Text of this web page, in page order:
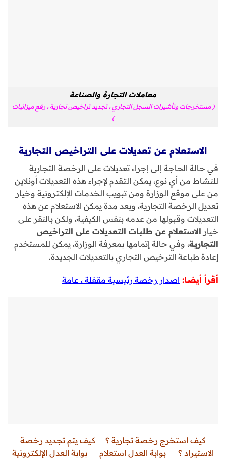
معاملات التجارة والصناعة
( مستخرجات وتأشيرات السجل التجاري ، تجديد تراخيص تجارية ، رفع ميزانيات
)
الاستعلام عن تعديلات على التراخيص التجارية
في حالة الحاجة إلى إجراء تعديلات على الرخصة التجارية
للنشاط من أي نوع، يمكن التقدم لإجراء هذه التعديلات أونلاين
من على موقع الوزارة ومن تبويب الخدمات الإلكترونية وخيار
تعديل الرخصة التجارية، وبعد مدة يمكن الاستعلام عن هذه
التعديلات وقبولها من عدمه بنفس الكيفية، ولكن بالنقر على
خيار الاستعلام عن طلبات التعديلات على التراخيص
التجارية، وفي حالة إتمامها بمعرفة الوزارة، يمكن للمستخدم
إعادة طباعة الترخيص التجاري بالتعديلات الجديدة.
أقرأ أيضا: اصدار رخصة رئيسية مقفلة ، عامة
كيف استخرج رخصة تجارية ؟
كيف يتم تجديد رخصة
الاستيراد ؟
بوابة العدل استعلام
بوابة العدل الإلكترونية